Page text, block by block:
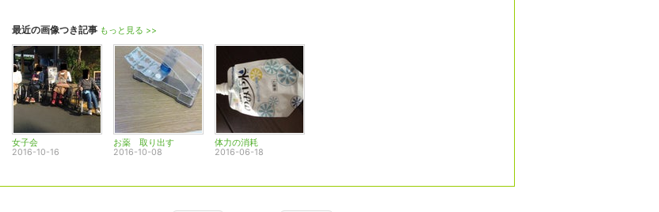
最近の画像つき記事 もっと見る >>
女子会
2016-10-16
お薬 取り出す
2016-10-08
体力の消耗
2016-06-18